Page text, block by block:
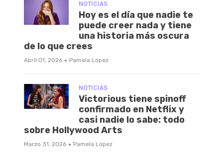
NOTICIAS
Hoy es el día que nadie te
puede creer nada y tiene
una historia más oscura
de lo que crees
Abril 01, 2026 · Pamela López
NOTICIAS
Victorious tiene spinoff
confirmado en Netflix y
casi nadie lo sabe: todo
sobre Hollywood Arts
Marzo 31, 2026 · Pamela López